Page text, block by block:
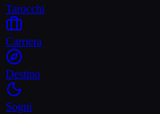
Tarocchi
Carriera
Destino
Sogni